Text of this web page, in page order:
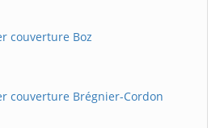
couverture Boz
couverture Brégnier-Cordon